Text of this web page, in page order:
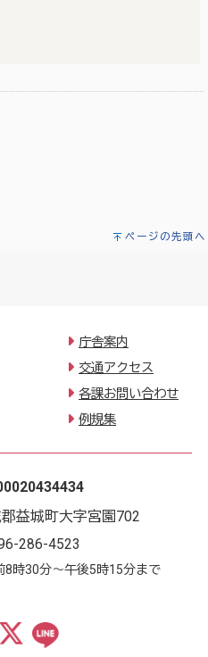
ページの先頭へ
庁舎案内
交通アクセス
各課お問い合わせ
例規集
益城町大字宮園702
286-4523
8時30分～午後5時15分まで